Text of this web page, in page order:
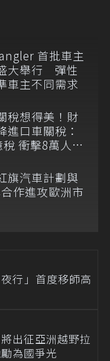
首批車主
大舉行 彈性
車主不同需求
稅想得美！財
進口車關稅：
衝擊8萬人員
旗汽車計劃與
作進攻歐洲市
行」首度移師高
出征亞洲越野拉
為國爭光